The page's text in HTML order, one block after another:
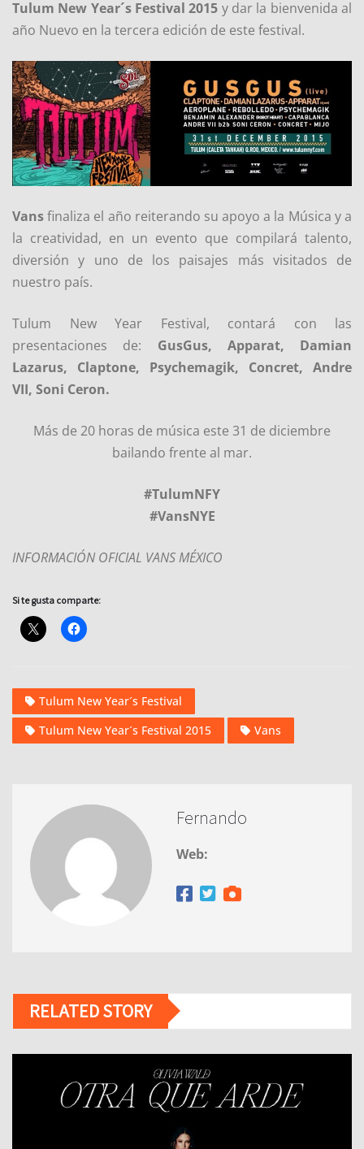
Tulum New Year´s Festival 2015 y dar la bienvenida al
año Nuevo en la tercera edición de este festival.
Vansfinaliza el año reiterando su apoyo a la Música y a
la creatividad, en un evento que compilará talento,
diversión y uno de los paisajes más visitados de
nuestro país.
Tulum New Year Festival, contará con las
presentaciones de: GusGus, Apparat, Damian
Lazarus, Claptone, Psychemagik, Concret, Andre
VII, Soni Ceron.
Más de 20 horas de música este 31 de diciembre
bailando frente al mar.
#TulumNFY
#VansNYE
INFORMACIÓN OFICIAL VANS MÉXICO
Si te gusta comparte:
Tulum New Year´s Festival
Tulum New Year´s Festival 2015
Vans
Fernando
Web:
RELATED STORY